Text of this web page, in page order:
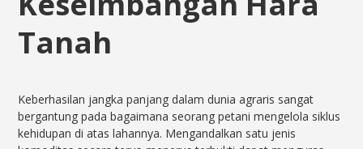
Tanah
Keberhasilan jangka panjang dalam dunia agraris sangat
bergantung pada bagaimana seorang petani mengelola siklus
kehidupan di atas lahannya. Mengandalkan satu jenis